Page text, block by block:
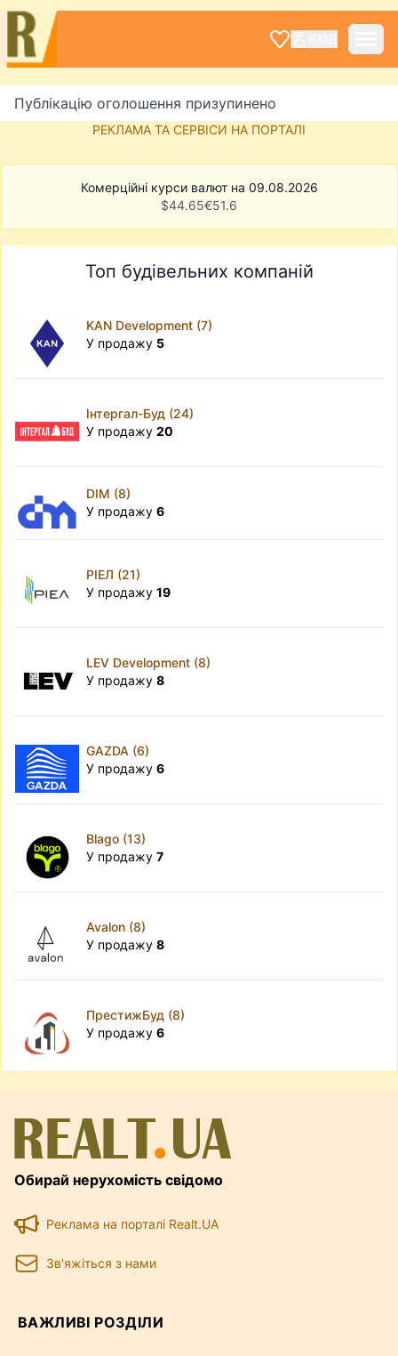
Публікацію оголошення призупинено
РЕКЛАМА ТА СЕРВІСИ НА ПОРТАЛІ
Комерційні курси валют на 09.08.2026
$44.65€51.6
Топ будівельних компаній
KAN Development (7)
У продажу 5
Інтергал-Буд (24)
У продажу 20
DIM (8)
У продажу 6
РІЕЛ (21)
У продажу 19
LEV Development (8)
У продажу 8
GAZDA (6)
У продажу 6
Blago (13)
У продажу 7
Avalon (8)
У продажу 8
ПрестижБуд (8)
У продажу 6
Обирай нерухомість свідомо
Реклама на порталі Realt.UA
Зв'яжіться з нами
ВАЖЛИВІ РОЗДІЛИ